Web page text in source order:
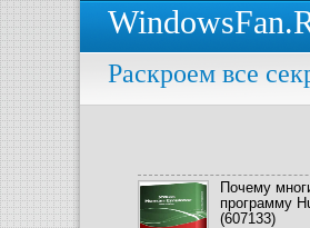
Раскроем все
Почему
программу
(607133)